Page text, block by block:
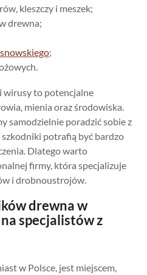
kleszczy i meszek;
drewna;
;
wirusy to potencjalne
mienia oraz środowiska.
samodzielnie poradzić sobie z
potrafią być bardzo
Dlatego warto
firmy, która specjalizuje
i drobnoustrojów.
drewna w
specjalistów z
w Polsce, jest miejscem,